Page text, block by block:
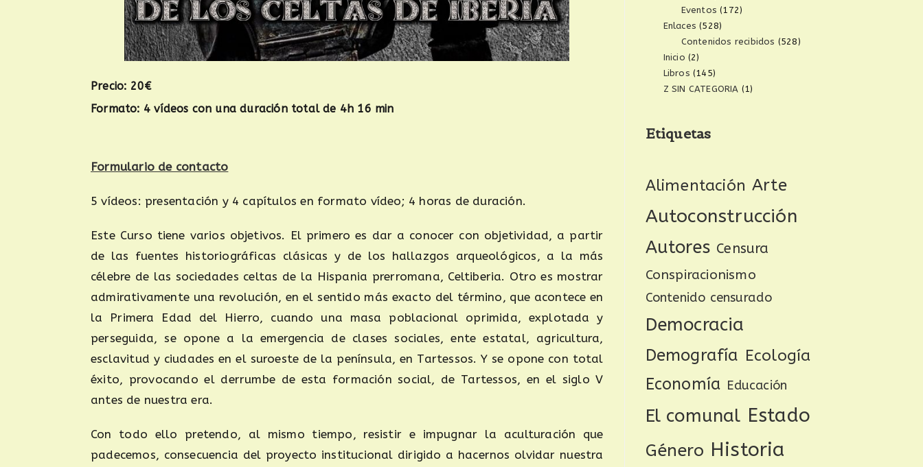
Precio: 20€
Formato: 4 vídeos con una duración total de 4h 16 min
Formulario de contacto
5 vídeos: presentación y 4 capítulos en formato vídeo; 4 horas de duración.
Este Curso tiene varios objetivos. El primero es dar a conocer con objetividad, a partir
de las fuentes historiográficas clásicas y de los hallazgos arqueológicos, a la más
célebre de las sociedades celtas de la Hispania prerromana, Celtiberia. Otro es mostrar
admirativamente una revolución, en el sentido más exacto del término, que acontece en
la Primera Edad del Hierro, cuando una masa poblacional oprimida, explotada y
perseguida, se opone a la emergencia de clases sociales, ente estatal, agricultura,
esclavitud y ciudades en el suroeste de la península, en Tartessos. Y se opone con total
éxito, provocando el derrumbe de esta formación social, de Tartessos, en el siglo V
antes de nuestra era.
Con todo ello pretendo, al mismo tiempo, resistir e impugnar la aculturación que
padecemos, consecuencia del proyecto institucional dirigido a hacernos olvidar nuestra
Eventos (172)
Enlaces (528)
Contenidos recibidos (528)
Inicio (2)
Libros (145)
Z SIN CATEGORIA (1)
Etiquetas
Alimentación Arte
Autoconstrucción
Autores Censura
Conspiracionismo
Contenido censurado
Democracia
Demografía Ecología
Economía Educación
El comunal Estado
Género Historia